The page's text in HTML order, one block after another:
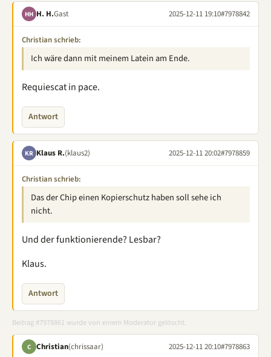
HH H. H.Gast 2025-12-11 19:10#7978842
Christian schrieb:
Ich wäre dann mit meinem Latein am Ende.
Requiescat in pace.
Antwort
KR Klaus R.(klaus2) 2025-12-11 20:02#7978859
Christian schrieb:
Das der Chip einen Kopierschutz haben soll sehe ich
nicht.
Und der funktionierende? Lesbar?
Klaus.
Antwort
Beitrag #7978861 wurde von einem Moderator gelöscht.
C Christian(chrissaar) 2025-12-11 20:10#7978863